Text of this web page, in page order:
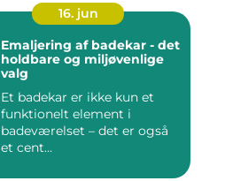
16. jun
Emaljering af badekar - det
holdbare og miljøvenlige
valg
Et badekar er ikke kun et
funktionelt element i
badeværelset – det er også
et cent...